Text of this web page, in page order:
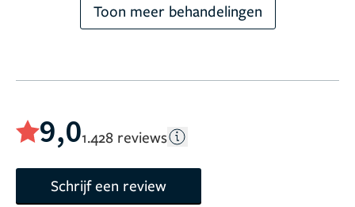
Toon meer behandelingen
9,01.428 reviews
Schrijf een review